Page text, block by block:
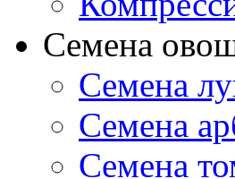
Семена
Семена
Семена
Семена